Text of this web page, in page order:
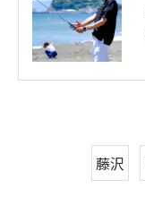
藤沢